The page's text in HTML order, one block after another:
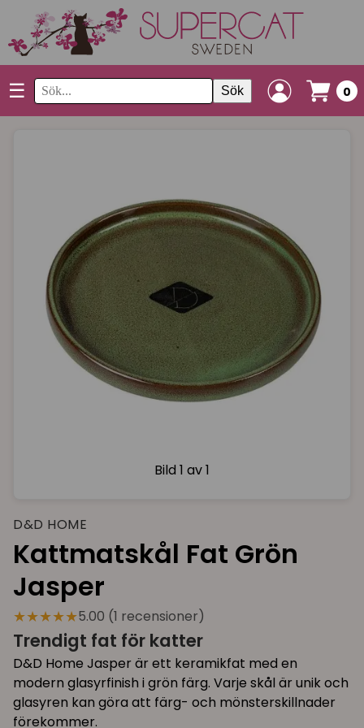
☰ Sök 0
Bild 1 av 1
D&D HOME
Kattmatskål Fat Grön
Jasper
★★★★★5.00 (1 recensioner)
Trendigt fat för katter
D&D Home Jasper är ett keramikfat med en
modern glasyrfinish i grön färg. Varje skål är unik och
glasyren kan göra att färg- och mönsterskillnader
förekommer.